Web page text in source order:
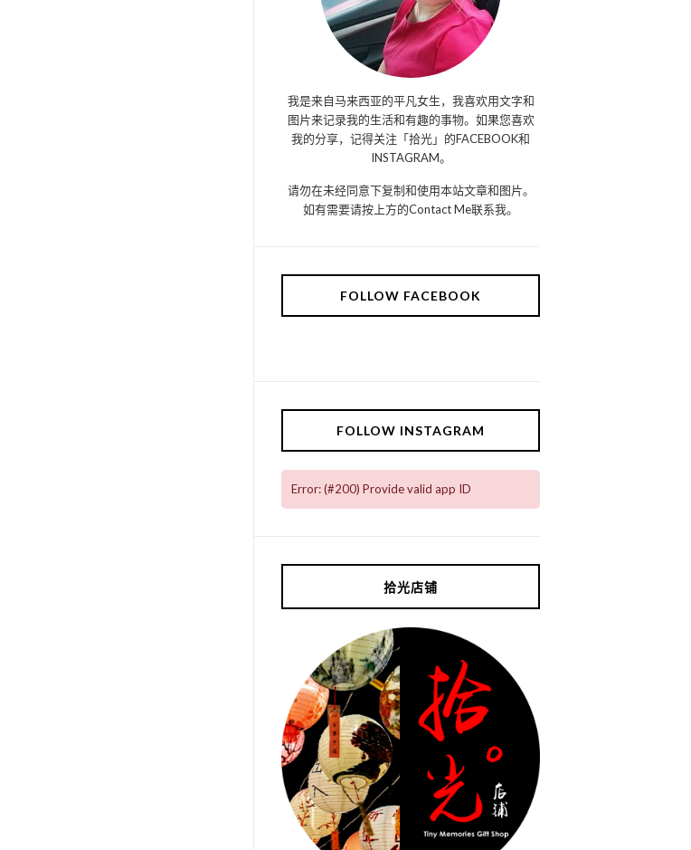
我是来自马来西亚的平凡女生，我喜欢用文字和
图片来记录我的生活和有趣的事物。如果您喜欢
我的分享，记得关注「拾光」的FACEBOOK和
INSTAGRAM。
请勿在未经同意下复制和使用本站文章和图片。
如有需要请按上方的Contact Me联系我。
FOLLOW FACEBOOK
FOLLOW INSTAGRAM
Error: (#200) Provide valid app ID
拾光店铺